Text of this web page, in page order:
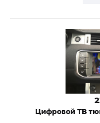
Цифровой ТВ